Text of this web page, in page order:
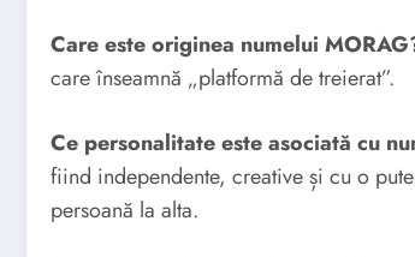
Care este originea numelui
care înseamnă „platformă de treierat”.
Ce personalitate este asociată cu
fiind independente, creative și cu o
persoană la alta.